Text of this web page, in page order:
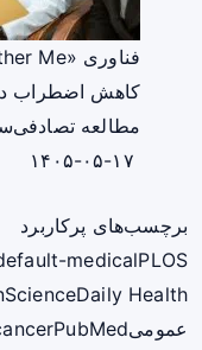
کاهش اضطراب
مطالعه
برچسب‌های پرکاربرد
medicalPLOS
ScienceDaily Health
عمومیPubMed